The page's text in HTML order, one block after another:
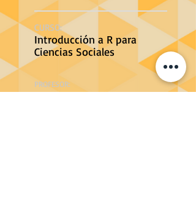
CURSO:
Introducción a R para
Ciencias Sociales
PROFESOR: